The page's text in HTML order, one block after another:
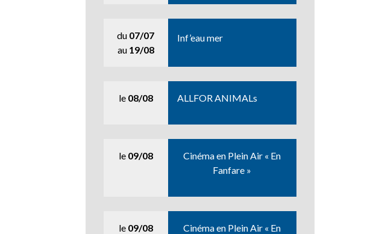
du 07/07
au 19/08
Inf’eau mer
le 08/08 ALLFOR ANIMALs
le 09/08
Cinéma en Plein Air « En
Fanfare »
le 09/08 Cinéma en Plein Air « En